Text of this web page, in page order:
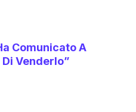
Comunicato A
Venderlo”